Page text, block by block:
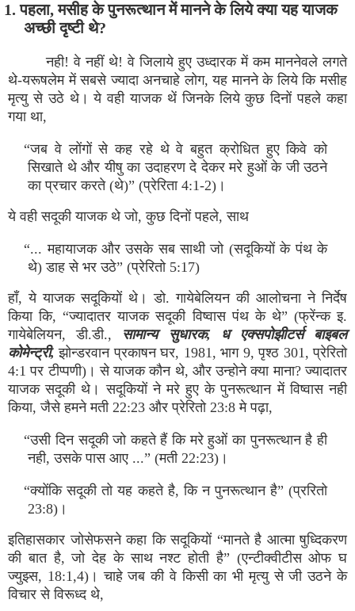
1. पहला, मसीह के पुनरूत्‍थान में मानने के लिये क्‍या यह याजक
अच्‍छी दृष्‍टी थे?
नही! वे नहीं थे! वे जिलाये हुए उध्‍दारक में कम माननेवले लगते
थे-यरूषलेम में सबसे ज्‍यादा अनचाहे लोग, यह मानने के लिये कि मसीह
मृत्‍यु से उठे थे। ये वही याजक थें जिनके लिये कुछ दिनों पहले कहा
गया था,
“जब वे लोंगों से कह रहे थे वे बहुत क्रोधित हुए किवे को
सिखाते थे और यीषु का उदाहरण दे देकर मरे हुओं के जी उठने
का प्रचार करते (थे)” (प्रेरिता 4:1-2)।
ये वही सदूकी याजक थे जो, कुछ दिनों पहले, साथ
“... महायाजक और उसके सब साथी जो (सदूकियों के पंथ के
थे) डाह से भर उठे” (प्रेरितो 5:17)
हाँ, ये याजक सदूकियों थे। डो. गायेबेलियन की आलोचना ने निर्देष
किया कि, “ज्‍यादातर याजक सदूकी विष्‍वास पंथ के थे” (फ्रेंन्‍क इ.
गायेबेलियन, डी.डी., सामान्‍य सुधारक, ध एक्‍सपोझीटर्स बाइबल
कोमेन्‍ट्री, झोन्‍डरवान प्रकाषन घर, 1981, भाग 9, पृश्‍ठ 301, प्रेरितो
4:1 पर टीप्‍पणी)। से याजक कौन थे, और उन्‍होने क्‍या माना? ज्‍यादातर
याजक सदूकी थे। सदूकियों ने मरे हुए के पुनरूत्‍थान में विष्‍वास नही
किया, जैसे हमने मती 22:23 और प्रेरितो 23:8 मे पढ़ा,
“उसी दिन सदूकी जो कहते हैं कि मरे हुओं का पुनरूत्‍थान है ही
नही, उसके पास आए ...” (मती 22:23)।
“क्‍योंकि सदूकी तो यह कहते है, कि न पुनरूत्‍थान है” (प्ररितो
23:8)।
इतिहासकार जोसेफसने कहा कि सदूकियों “मानते है आत्‍मा षुध्‍दिकरण
की बात है, जो देह के साथ नश्‍ट होती है” (एन्‍टीक्‍वीटीस ओफ घ
ज्‍युझ्‍स, 18:1,4)। चाहे जब की वे किसी का भी मृत्‍यु से जी उठने के
विचार से विरूध्‍द थे,